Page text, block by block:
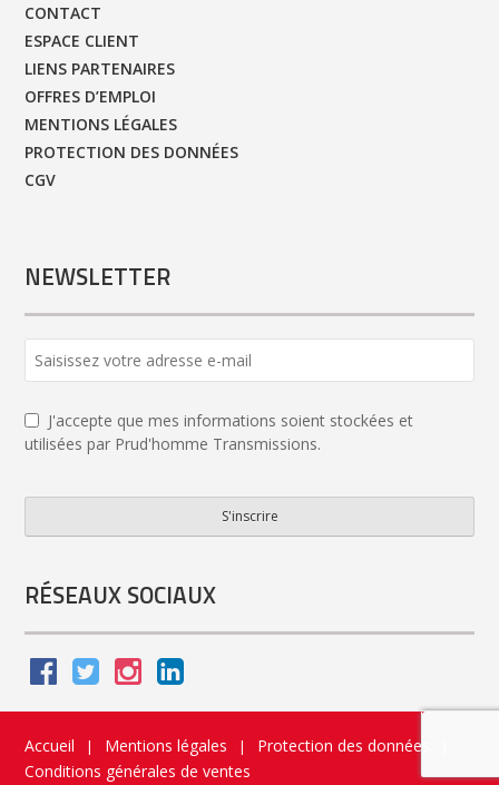
CONTACT
ESPACE CLIENT
LIENS PARTENAIRES
OFFRES D’EMPLOI
MENTIONS LÉGALES
PROTECTION DES DONNÉES
CGV
NEWSLETTER
J'accepte que mes informations soient stockées et
utilisées par Prud'homme Transmissions.
S'inscrire
Address *
RÉSEAUX SOCIAUX
Accueil | Mentions légales | Protection des données
Conditions générales de ventes